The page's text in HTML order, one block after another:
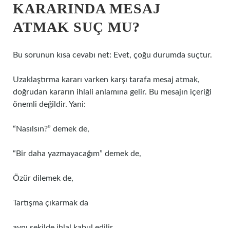
KARARINDA MESAJ
ATMAK SUÇ MU?
Bu sorunun kısa cevabı net: Evet, çoğu durumda suçtur.
Uzaklaştırma kararı varken karşı tarafa mesaj atmak,
doğrudan kararın ihlali anlamına gelir. Bu mesajın içeriği
önemli değildir. Yani:
“Nasılsın?” demek de,
“Bir daha yazmayacağım” demek de,
Özür dilemek de,
Tartışma çıkarmak da